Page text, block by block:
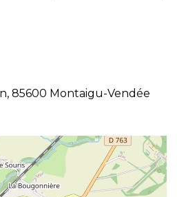
85600 Montaigu-Vendée